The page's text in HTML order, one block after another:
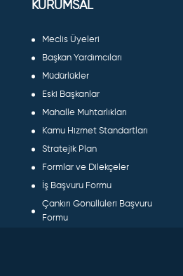
KURUMSAL
Meclis Üyeleri
Başkan Yardımcıları
Müdürlükler
Eski Başkanlar
Mahalle Muhtarlıkları
Kamu Hizmet Standartları
Stratejik Plan
Formlar ve Dilekçeler
İş Başvuru Formu
Çankırı Gönüllüleri Başvuru
Formu